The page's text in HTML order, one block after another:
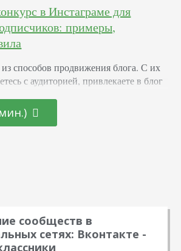
в Инстаграме для
примеры,
способов продвижения блога. С их
с аудиторией, привлекаете в блог
подарок за то, что они тем
о вас другим пользователям.
советуют чередовать…
сообществ в
сетях: Вконтакте -